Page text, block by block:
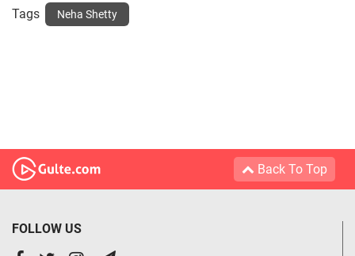
Tags Neha Shetty
Back To Top
FOLLOW US